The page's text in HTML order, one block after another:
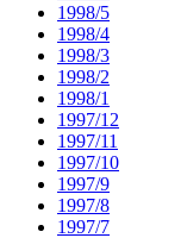
1998/5
1998/4
1998/3
1998/2
1998/1
1997/12
1997/11
1997/10
1997/9
1997/8
1997/7